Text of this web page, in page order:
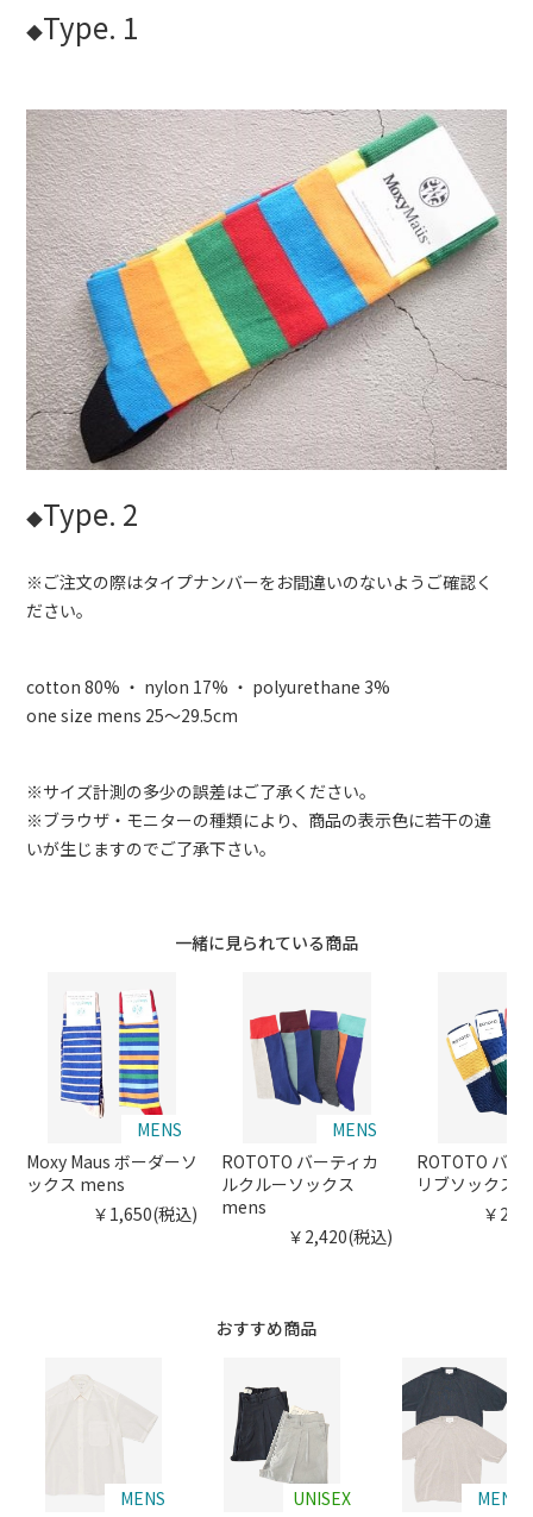
◆Type. 1
◆Type. 2
※ご注文の際はタイプナンバーをお間違いのないようご確認く
ださい。
cotton 80% ・ nylon 17% ・ polyurethane 3%
one size mens 25～29.5cm
※サイズ計測の多少の誤差はご了承ください。
※ブラウザ・モニターの種類により、商品の表示色に若干の違
いが生じますのでご了承下さい。
一緒に見られている商品
MENS
Moxy Maus ボーダーソ
ックス mens
￥1,650(税込)
MENS
ROTOTO バーティカ
ルクルーソックス
mens
￥2,420(税込)
ROTOTO バイ
リブソックス
￥
おすすめ商品
MENS
UNISEX
MENS